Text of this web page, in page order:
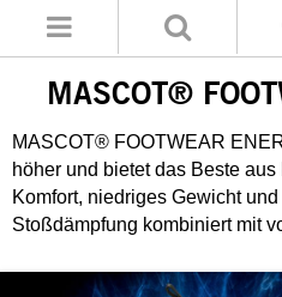
MASCOT®
MASCOT® FOOTWEAR
höher und bietet das Beste
Komfort, niedriges Gewicht
Stoßdämpfung kombiniert mit